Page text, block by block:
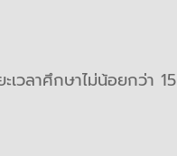
วลาศึกษาไม่น้อยกว่า 15